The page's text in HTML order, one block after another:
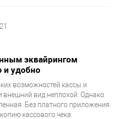
эквайрингом
и удобно
возможностей кассы и
внешний вид неплохой. Однако
Без платного приложения
кассового чека.